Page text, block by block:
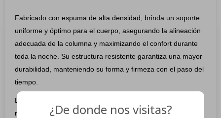
Fabricado con espuma de alta densidad, brinda un soporte
uniforme y óptimo para el cuerpo, asegurando la alineación
adecuada de la columna y maximizando el confort durante
toda la noche. Su estructura resistente garantiza una mayor
durabilidad, manteniendo su forma y firmeza con el paso del
tiempo.
Este colchón está diseñado para adaptarse a tus
necesidades de descanso, proporcionando un equilibrio
¿De donde nos visitas?